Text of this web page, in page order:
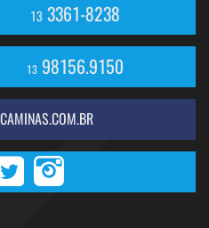
13 3361-8238
1398156.9150